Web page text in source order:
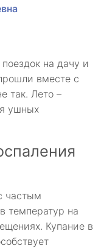
на дачу и
вместе с
так. Лето –
ушных
частым
температур на
Купание в